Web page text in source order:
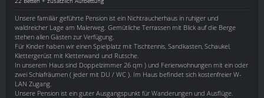
Unsere familiär geführte Pension ist ein Nichtraucherhaus in ruhiger und
waldreicher Lage am Malerweg. Gemütliche Terrassen mit Blick auf die Berge
stehen allen Gästen zur Verfügung.
Für Kinder haben wir einen Spielplatz mit Tischtennis, Sandkasten, Schaukel,
Klettergerüst mit Kletterwand und Rutsche.
In unserem Haus sind Doppelzimmer 26 qm ) und Ferienwohnungen mit ein oder
zwei Schlafräumen ( jeder mit DU / WC ). Im Haus befindet sich kostenfreier W-
LAN Zugang.
Unsere Pension ist ein guter Ausgangspunkt für Wanderungen und Ausflüge.